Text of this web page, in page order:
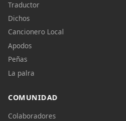
Traductor
Dichos
Cancionero Local
Apodos
Peñas
La palra
COMUNIDAD
Colaboradores